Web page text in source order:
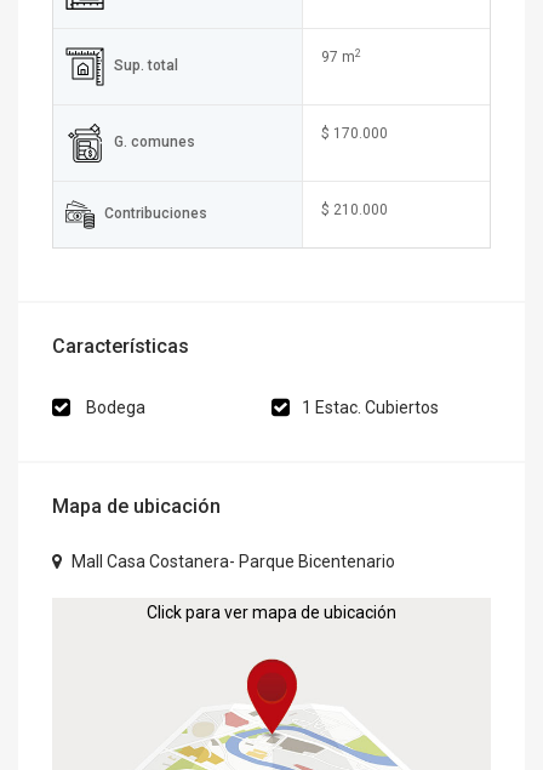
Sup. total
97 m2
G. comunes
$ 170.000
Contribuciones $ 210.000
Características
Bodega 1 Estac. Cubiertos
Mapa de ubicación
Mall Casa Costanera- Parque Bicentenario
Click para ver mapa de ubicación